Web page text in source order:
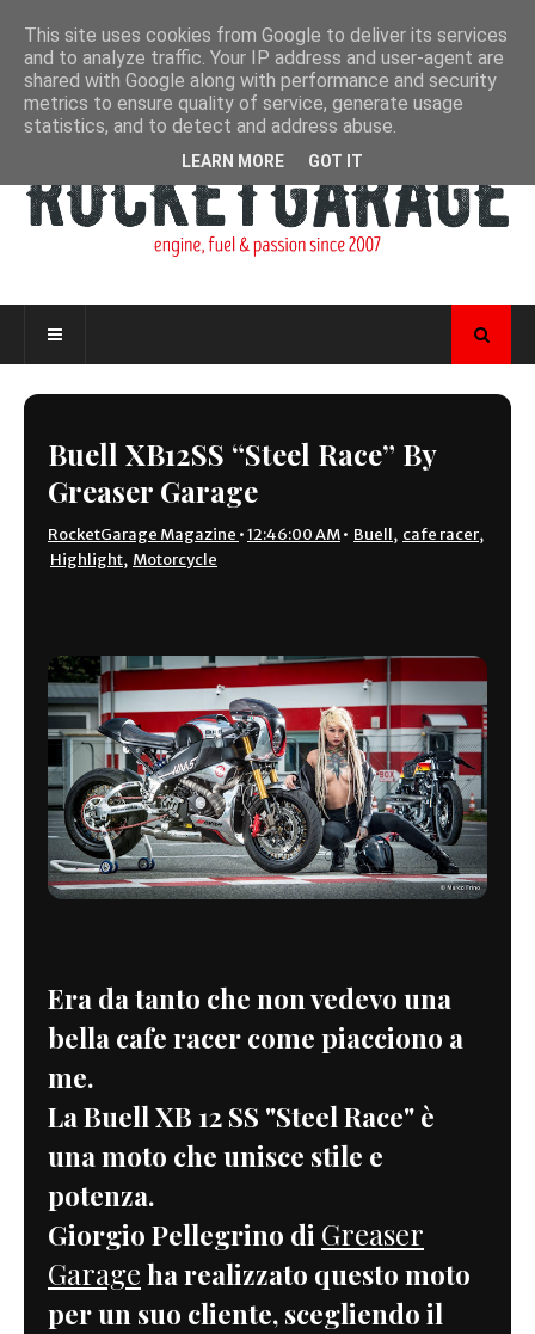
Buell XB12SS “Steel Race” By
Greaser Garage
RocketGarage Magazine •12:46:00 AM• Buell, cafe racer,
Highlight, Motorcycle
Era da tanto che non vedevo una
bella cafe racer come piacciono a
me.
La Buell XB 12 SS "Steel Race" è
una moto che unisce stile e
potenza.
Giorgio Pellegrino di Greaser
Garage ha realizzato questo moto
per un suo cliente, scegliendo il
This site uses cookies from Google to deliver its services
and to analyze traffic. Your IP address and user-agent are
shared with Google along with performance and security
metrics to ensure quality of service, generate usage
statistics, and to detect and address abuse.
LEARN MORE GOT IT